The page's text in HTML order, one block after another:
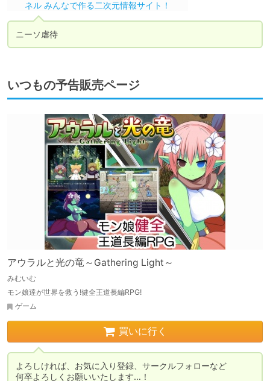
ニーソ虐待
いつもの予告販売ページ
アウラルと光の竜～Gathering Light～
みむいむ
モン娘達が世界を救う!健全王道長編RPG!
ゲーム
買いに行く
よろしければ、お気に入り登録、サークルフォローなど
何卒よろしくお願いいたします…！